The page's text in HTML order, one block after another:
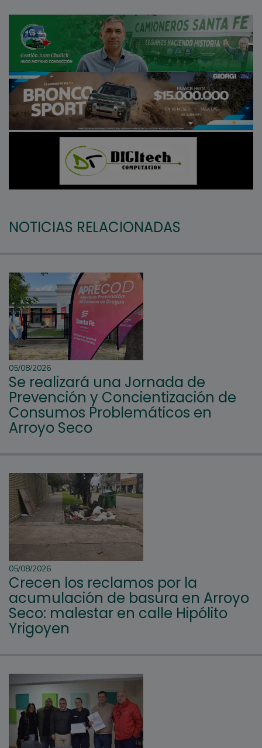
NOTICIAS RELACIONADAS
05/08/2026
Se realizará una Jornada de
Prevención y Concientización de
Consumos Problemáticos en
Arroyo Seco
05/08/2026
Crecen los reclamos por la
acumulación de basura en Arroyo
Seco: malestar en calle Hipólito
Yrigoyen